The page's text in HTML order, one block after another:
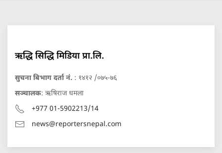
ऋद्धि सिद्धि मिडिया प्रा.लि.
सुचना बिभाग दर्ता नं. : १४१२ /०७५-७६
सञ्चालक: ऋषिराज धमला
+977 01-5902213/14
news@reportersnepal.com